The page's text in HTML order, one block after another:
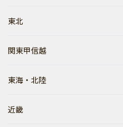
東北
関東甲信越
東海・北陸
近畿